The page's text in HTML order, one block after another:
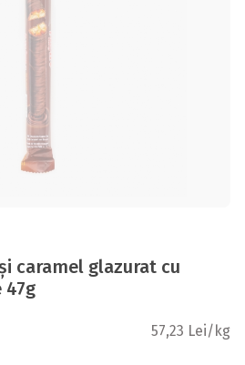
caramel glazurat cu
57,23 Lei/kg